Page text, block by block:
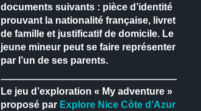
documents suivants : pièce d’identité
prouvant la nationalité française, livret
de famille et justificatif de domicile.Le
jeune mineur peut se faire représenter
par l’un de ses parents.
Le jeu d’exploration « My adventure »
proposé par Explore Nice Côte d’Azur